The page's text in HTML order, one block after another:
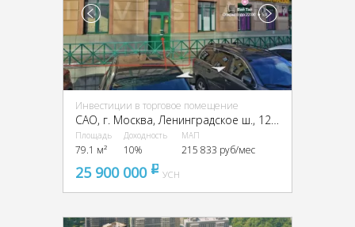
Инвестиции в торговое помещение
CАО, г. Москва, Ленинградское ш., 124к3
Площадь
79.1 м²
Доходность
10%
МАП
215 833 руб/мес
25 900 000 pуб
УСН